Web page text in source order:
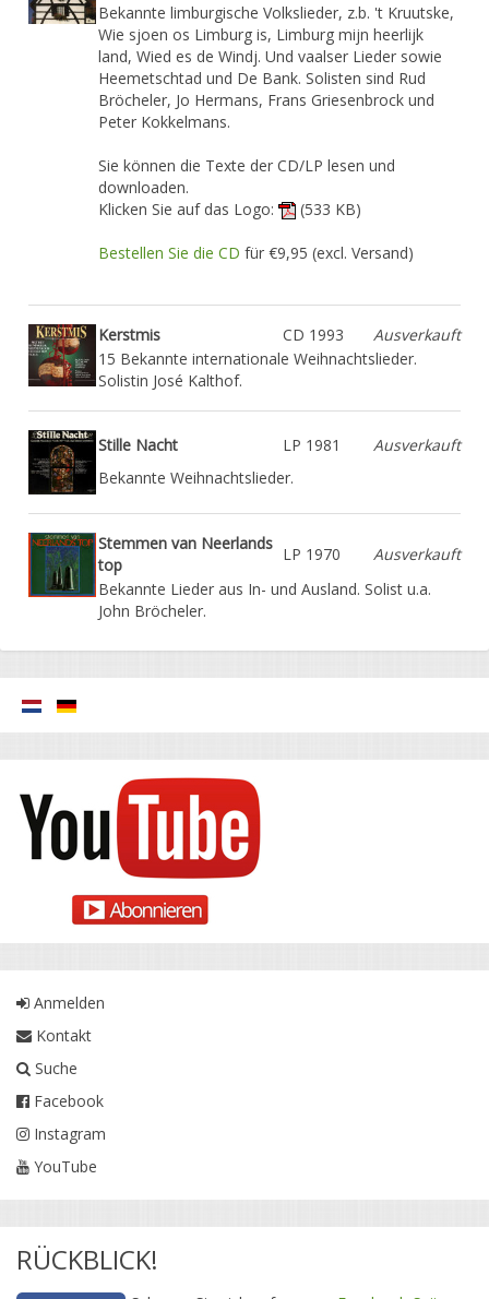
Bekannte limburgische Volkslieder, z.b. 't Kruutske,
Wie sjoen os Limburg is, Limburg mijn heerlijk
land, Wied es de Windj. Und vaalser Lieder sowie
Heemetschtad und De Bank. Solisten sind Rud
Bröcheler, Jo Hermans, Frans Griesenbrock und
Peter Kokkelmans.
Sie können die Texte der CD/LP lesen und
downloaden.
Klicken Sie auf das Logo:
(533 KB)
Bestellen Sie die CD für €9,95 (excl. Versand)
Kerstmis CD 1993
Ausverkauft
15 Bekannte internationale Weihnachtslieder.
Solistin José Kalthof.
Stille Nacht LP 1981
Ausverkauft
Bekannte Weihnachtslieder.
Stemmen van Neerlands
top
LP 1970
Ausverkauft
Bekannte Lieder aus In- und Ausland. Solist u.a.
John Bröcheler.
Anmelden
Kontakt
Suche
Facebook
Instagram
YouTube
RÜCKBLICK!